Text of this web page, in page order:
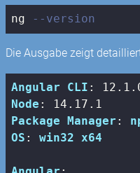
ng --version
Die Ausgabe zeigt
Angular CLI : 12 .1
Node : 14 .17 .1
Package Manager :
OS : win32 x64